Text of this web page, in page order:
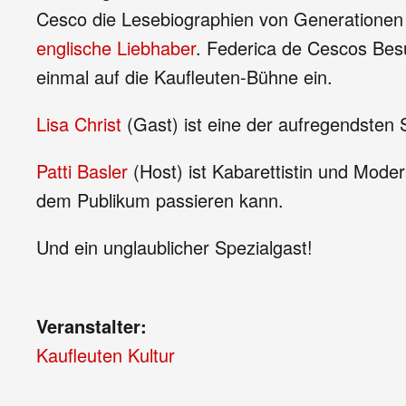
Cesco die Lesebiographien von
englische Liebhaber. Federica de Cescos
einmal auf die Kaufleuten-Bühne ein.
Lisa Christ (Gast) ist eine der aufregendsten
Patti Basler (Host) ist Kabarettistin und
dem Publikum passieren kann.
Und ein unglaublicher Spezialgast!
Veranstalter:
Kaufleuten Kultur